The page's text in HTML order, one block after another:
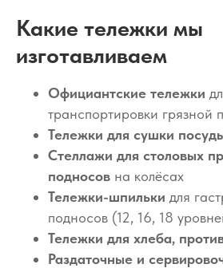
Какие тележки мы
изготавливаем
Официантские тележки
транспортировки грязной
Тележки для сушки
Стеллажи для столовых
подносов на колёсах
Тележки-шпильки для
подносов (12, 16, 18
Тележки для хлеба,
Раздаточные и